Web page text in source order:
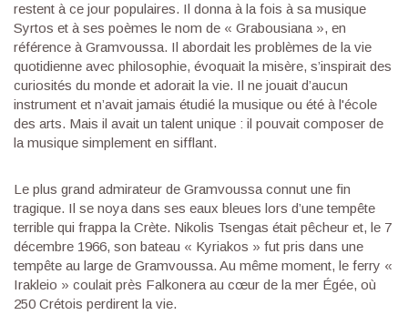
restent à ce jour populaires. Il donna à la fois à sa musique
Syrtos et à ses poèmes le nom de « Grabousiana », en
référence à Gramvoussa. Il abordait les problèmes de la vie
quotidienne avec philosophie, évoquait la misère, s’inspirait des
curiosités du monde et adorait la vie. Il ne jouait d’aucun
instrument et n’avait jamais étudié la musique ou été à l'école
des arts. Mais il avait un talent unique : il pouvait composer de
la musique simplement en sifflant.
Le plus grand admirateur de Gramvoussa connut une fin
tragique. Il se noya dans ses eaux bleues lors d’une tempête
terrible qui frappa la Crète. Nikolis Tsengas était pêcheur et, le 7
décembre 1966, son bateau « Kyriakos » fut pris dans une
tempête au large de Gramvoussa. Au même moment, le ferry «
Irakleio » coulait près Falkonera au cœur de la mer Égée, où
250 Crétois perdirent la vie.